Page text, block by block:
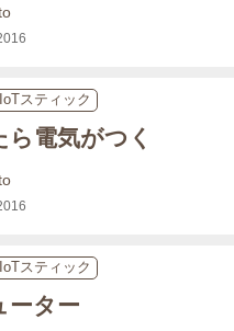
IoTスティック
ら電気がつく
IoTスティック
ーター